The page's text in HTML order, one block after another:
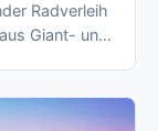
Radverleih
Giant- und